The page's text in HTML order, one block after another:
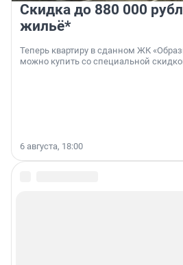
Скидка до 880 000
жильё*
Теперь квартиру в сданном ЖК
можно купить со специальной
6 августа, 18:00